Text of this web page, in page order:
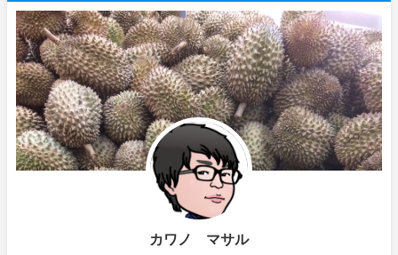
カワノ マサル